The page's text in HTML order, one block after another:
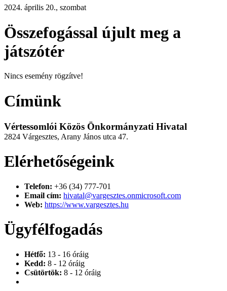
2024. április 20., szombat
Összefogással újult meg a
játszótér
Nincs esemény rögzítve!
Címünk
Vértessomlói Közös Önkormányzati Hivatal
2824 Várgesztes, Arany János utca 47.
Elérhetőségeink
Telefon: +36 (34) 777-701
Email cím: hivatal@vargesztes.onmicrosoft.com
Web: https://www.vargesztes.hu
Ügyfélfogadás
Hétfő: 13 - 16 óráig
Kedd: 8 - 12 óráig
Csütörtök: 8 - 12 óráig